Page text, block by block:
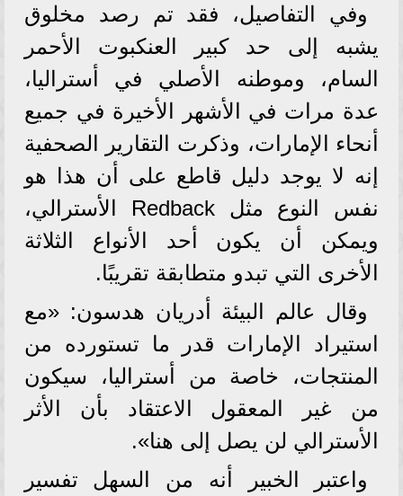
وفي التفاصيل، فقد تم رصد مخلوق
يشبه إلى حد كبير العنكبوت الأحمر
السام، وموطنه الأصلي في أستراليا،
عدة مرات في الأشهر الأخيرة في جميع
أنحاء الإمارات، وذكرت التقارير الصحفية
إنه لا يوجد دليل قاطع على أن هذا هو
نفس النوع مثل Redback الأسترالي،
ويمكن أن يكون أحد الأنواع الثلاثة
الأخرى التي تبدو متطابقة تقريبًا.
وقال عالم البيئة أدريان هدسون: «مع
استيراد الإمارات قدر ما تستورده من
المنتجات، خاصة من أستراليا، سيكون
من غير المعقول الاعتقاد بأن الأثر
الأسترالي لن يصل إلى هنا».
واعتبر الخبير أنه من السهل تفسير